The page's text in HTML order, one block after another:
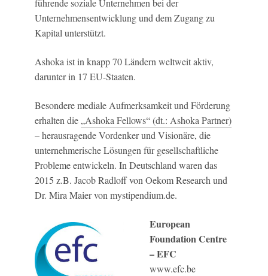
führende soziale Unternehmen bei der
Unternehmensentwicklung und dem Zugang zu
Kapital unterstützt.
Ashoka ist in knapp 70 Ländern weltweit aktiv,
darunter in 17 EU-Staaten.
Besondere mediale Aufmerksamkeit und Förderung
erhalten die „Ashoka Fellows“ (dt.: Ashoka Partner)
– herausragende Vordenker und Visionäre, die
unternehmerische Lösungen für gesellschaftliche
Probleme entwickeln. In Deutschland waren das
2015 z.B. Jacob Radloff von Oekom Research und
Dr. Mira Maier von mystipendium.de.
European
Foundation Centre
– EFC
www.efc.be